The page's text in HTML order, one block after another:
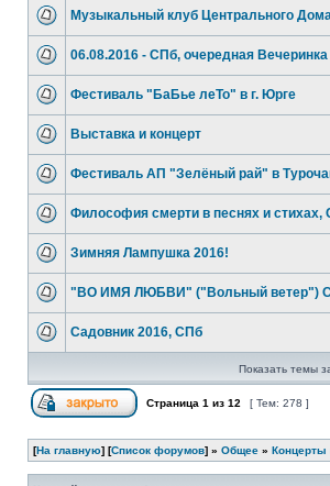
Музыкальный клуб Центрального
06.08.2016 - СПб, очередная
Фестиваль "БаБье леТо" в г. Юрге
Выставка и концерт
Фестиваль АП "Зелёный рай" в
Философия смерти в песнях и стихах,
Зимняя Лампушка 2016!
"ВО ИМЯ ЛЮБВИ" ("Вольный ветер")
Садовник 2016, СПб
Показать темы
Страница 1 из 12 [ Тем: 278 ]
[На главную] [Список форумов] » Общее » Концерты